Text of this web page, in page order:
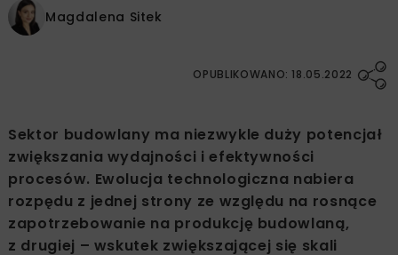
Magdalena Sitek
OPUBLIKOWANO: 18.05.2022
Sektor budowlany ma niezwykle duży potencjał
zwiększania wydajności i efektywności
procesów. Ewolucja technologiczna nabiera
rozpędu z jednej strony ze względu na rosnące
zapotrzebowanie na produkcję budowlaną,
z drugiej – wskutek zwiększającej się skali